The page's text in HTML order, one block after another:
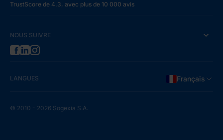
TrustScore de 4.3, avec plus de 10 000 avis
NOUS SUIVRE
LANGUES Français
© 2010 - 2026 Sogexia S.A.